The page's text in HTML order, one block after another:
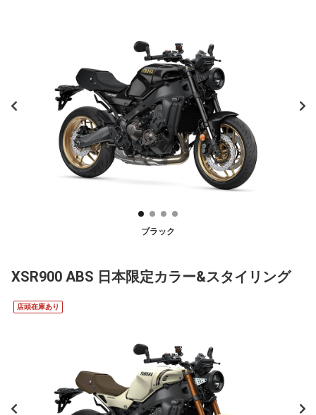
ブラック
XSR900 ABS 日本限定カラー&スタイリング
店頭在庫あり